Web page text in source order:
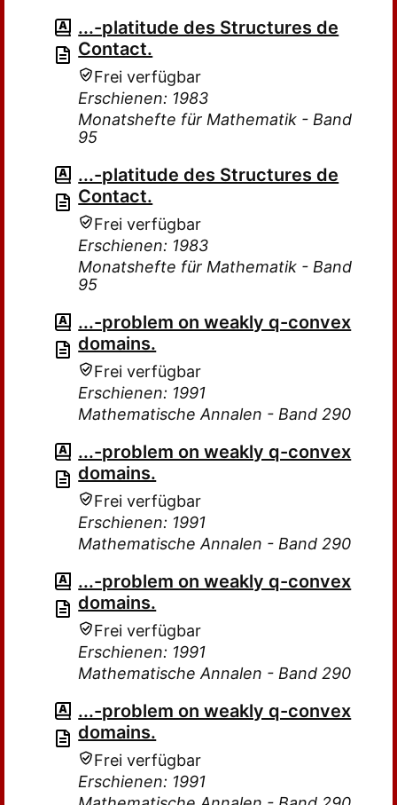
...-platitude des Structures de
Contact.
Frei verfügbar
Erschienen: 1983
Monatshefte für Mathematik - Band
95
...-platitude des Structures de
Contact.
Frei verfügbar
Erschienen: 1983
Monatshefte für Mathematik - Band
95
...-problem on weakly q-convex
domains.
Frei verfügbar
Erschienen: 1991
Mathematische Annalen - Band 290
...-problem on weakly q-convex
domains.
Frei verfügbar
Erschienen: 1991
Mathematische Annalen - Band 290
...-problem on weakly q-convex
domains.
Frei verfügbar
Erschienen: 1991
Mathematische Annalen - Band 290
...-problem on weakly q-convex
domains.
Frei verfügbar
Erschienen: 1991